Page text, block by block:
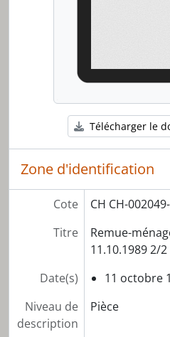
[Série] S07 - Année
[Série] S10 - Année
[Série] S12 - Année
[Série] S13 - Année
[Série] S14 - Rushs
[Série] S15 -
Télécharger le
Zone d'identification
Cote
CH CH-
Titre
Remue-
11.10.1989 2/2
Date(s)
11 octobre
Niveau de
description
Pièce